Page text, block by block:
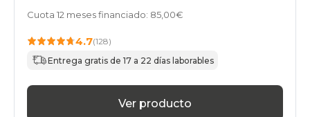
Cuota 12 meses financiado: 85,00€
4.7(128)
Entrega gratis de 17 a 22 días laborables
Ver producto